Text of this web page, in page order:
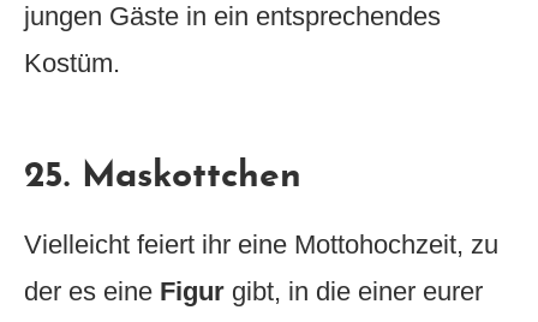
jungen Gäste in ein entsprechendes
Kostüm.
25. Maskottchen
Vielleicht feiert ihr eine Mottohochzeit, zu
der es eine Figur gibt, in die einer eurer